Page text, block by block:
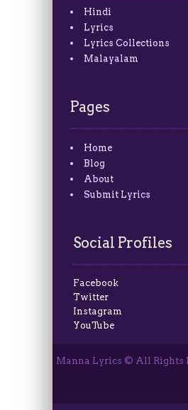
Hindi
Lyrics
Lyrics Collections
Malayalam
Pages
Home
Blog
About
Submit Lyrics
Social Profiles
Facebook
Twitter
Instagram
YouTube
Manna Lyrics © All Rights